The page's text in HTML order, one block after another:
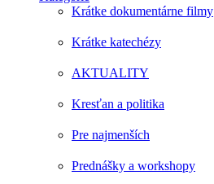
Krátke dokumentárne filmy
Krátke katechézy
AKTUALITY
Kresťan a politika
Pre najmenších
Prednášky a workshopy